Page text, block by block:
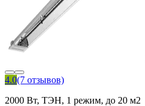
4.0(7 отзывов)
2000 Вт, ТЭН, 1 режим, до 20 м2